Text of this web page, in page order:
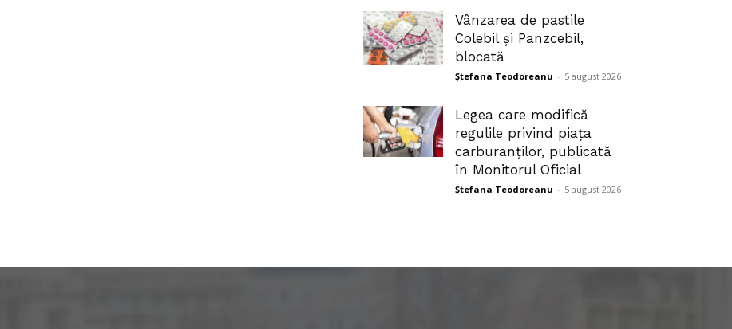
Vânzarea de pastile
Colebil și Panzcebil,
blocată
Ștefana Teodoreanu - 5 august 2026
Legea care modifică
regulile privind piața
carburanților, publicată
în Monitorul Oficial
Ștefana Teodoreanu - 5 august 2026